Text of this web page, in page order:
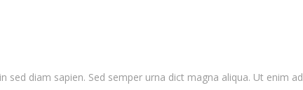
diam sapien. Sed semper urna dict magna aliqua. Ut enim ad